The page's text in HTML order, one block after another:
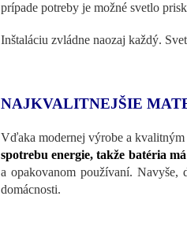
prípade potreby je možné svetlo
Inštaláciu zvládne naozaj každý.
NAJKVALITNEJŠIE
Vďaka modernej výrobe a
spotrebu energie, takže batéria
a opakovanom používaní.
domácnosti.